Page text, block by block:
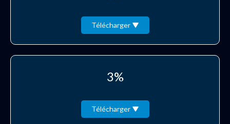
Télécharger
3%
Télécharger